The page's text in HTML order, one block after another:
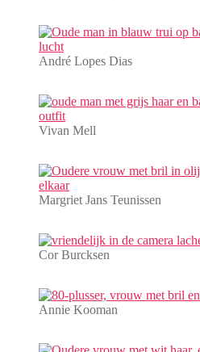
André Lopes Dias
Vivan Mell
Margriet Jans Teunissen
Cor Burcksen
Annie Kooman